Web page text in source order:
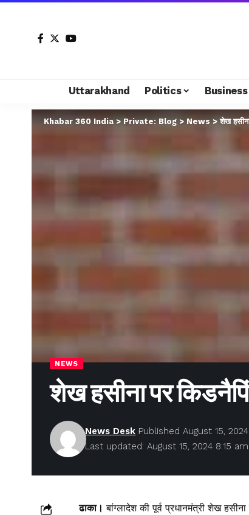
Uttarakhand Politics Business
Khabar 360 India > Private: Blog > News >शेख
NEWS
शेख हसीना पर
Last updated: August 15, 2024 8:15 am
News Desk Published August 15, 2024
ढाका।बांग्लादेश की पूर्व प्रधानमंत्री शेख